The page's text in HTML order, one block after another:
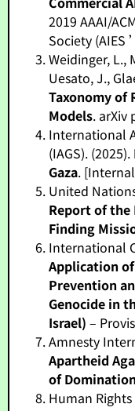
2019 AAAI/
Society (AIES
Weidinger, L.,
Uesato, J.,
Taxonomy of
Models. arXiv
International
(IAGS). (2025).
Gaza.
United
Report of the
Finding
International
Application
Prevention
Genocide in
Israel) –
Amnesty
Apartheid
of
Human